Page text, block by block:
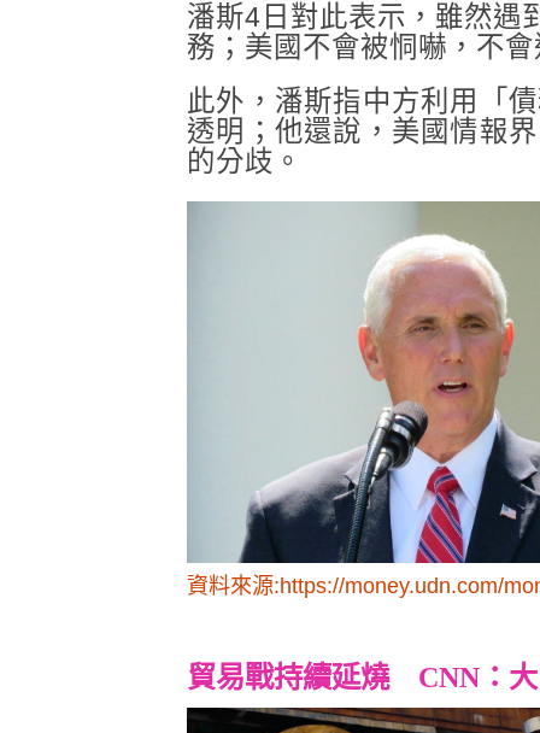
潘斯4日對此表示，雖然遇
務；美國不會被恫嚇，不
此外，潘斯指中方利用「
透明；他還說，美國情報
的分歧。
資料來源:https://money.udn.com/
貿易戰持續延燒 CNN：